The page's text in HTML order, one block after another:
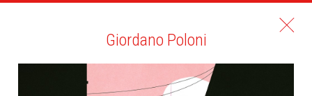
Giordano Poloni